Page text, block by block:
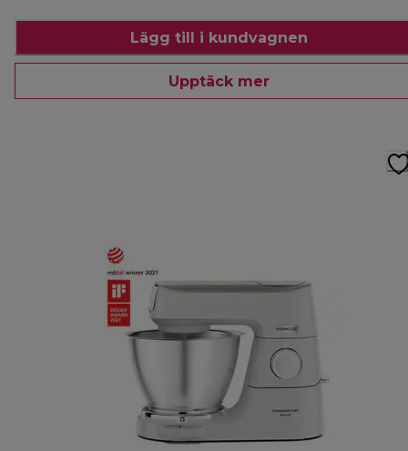
Lägg till i kundvagnen
Upptäck mer